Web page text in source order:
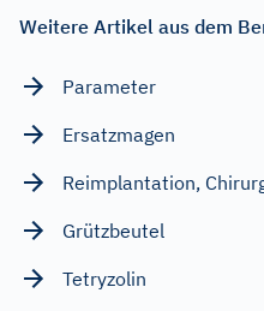
Weitere Artikel aus dem
Parameter
Ersatzmagen
Reimplantation,
Grützbeutel
Tetryzolin